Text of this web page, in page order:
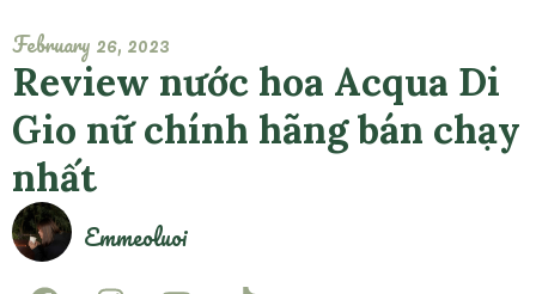
February 26, 2023
Review nước hoa Acqua Di
Gio nữ chính hãng bán chạy
nhất
Emmeoluoi